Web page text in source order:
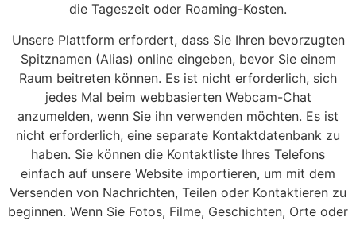
die Tageszeit oder Roaming-Kosten.
Unsere Plattform erfordert, dass Sie Ihren bevorzugten
Spitznamen (Alias) online eingeben, bevor Sie einem
Raum beitreten können. Es ist nicht erforderlich, sich
jedes Mal beim webbasierten Webcam-Chat
anzumelden, wenn Sie ihn verwenden möchten. Es ist
nicht erforderlich, eine separate Kontaktdatenbank zu
haben. Sie können die Kontaktliste Ihres Telefons
einfach auf unsere Website importieren, um mit dem
Versenden von Nachrichten, Teilen oder Kontaktieren zu
beginnen. Wenn Sie Fotos, Filme, Geschichten, Orte oder